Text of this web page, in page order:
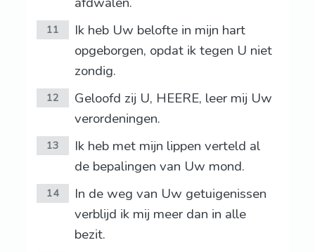
11
Ik heb Uw belofte in mijn hart
opgeborgen, opdat ik tegen U niet
zondig.
12
Geloofd zij U, HEERE, leer mij Uw
verordeningen.
13
Ik heb met mijn lippen verteld al
de bepalingen van Uw mond.
14
In de weg van Uw getuigenissen
verblijd ik mij meer dan in alle
bezit.